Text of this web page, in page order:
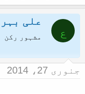
ع
علی
مشہور رکن
جنوری 27، 2014